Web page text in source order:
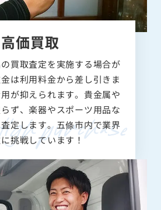
高価買取
買取査定を実施する場合が
は利用料金から差し引きま
が抑えられます。貴金属や
ず、楽器やスポーツ用品な
定します。五條市内で業界
挑戦しています！